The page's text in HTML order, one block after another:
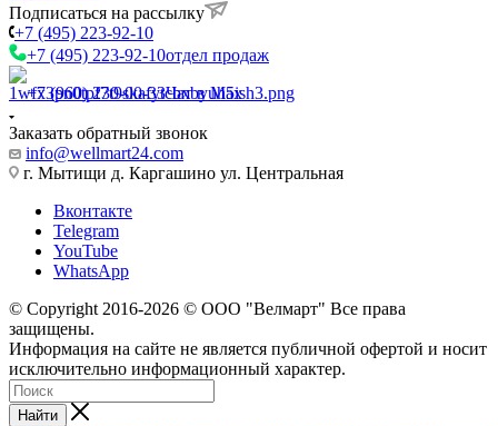
Подписаться на рассылку
+7 (495) 223-92-10
+7 (495) 223-92-10отдел продаж
+7 (960) 230-00-33Чат в Max
Заказать обратный звонок
info@wellmart24.com
г. Мытищи д. Каргашино ул. Центральная
Вконтакте
Telegram
YouTube
WhatsApp
© Сopyright 2016-2026 © ООО "Велмарт" Все права
защищены.
Информация на сайте не является публичной офертой и носит
исключительно информационный характер.
Найти